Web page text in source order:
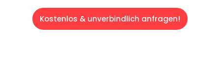
Kostenlos & unverbindlich anfragen!